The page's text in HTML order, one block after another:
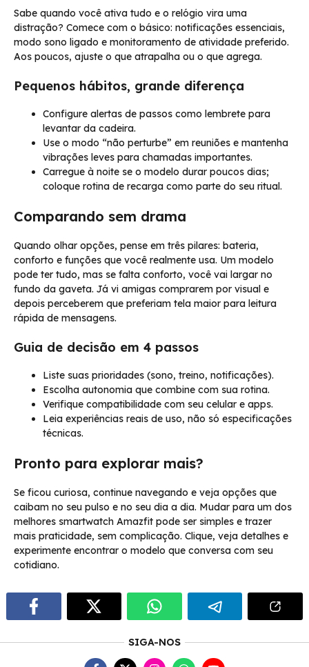
Sabe quando você ativa tudo e o relógio vira uma
distração? Comece com o básico: notificações essenciais,
modo sono ligado e monitoramento de atividade preferido.
Aos poucos, ajuste o que atrapalha ou o que agrega.
Pequenos hábitos, grande diferença
Configure alertas de passos como lembrete para
levantar da cadeira.
Use o modo “não perturbe” em reuniões e mantenha
vibrações leves para chamadas importantes.
Carregue à noite se o modelo durar poucos dias;
coloque rotina de recarga como parte do seu ritual.
Comparando sem drama
Quando olhar opções, pense em três pilares: bateria,
conforto e funções que você realmente usa. Um modelo
pode ter tudo, mas se falta conforto, você vai largar no
fundo da gaveta. Já vi amigas comprarem por visual e
depois perceberem que preferiam tela maior para leitura
rápida de mensagens.
Guia de decisão em 4 passos
Liste suas prioridades (sono, treino, notificações).
Escolha autonomia que combine com sua rotina.
Verifique compatibilidade com seu celular e apps.
Leia experiências reais de uso, não só especificações
técnicas.
Pronto para explorar mais?
Se ficou curiosa, continue navegando e veja opções que
caibam no seu pulso e no seu dia a dia. Mudar para um dos
melhores smartwatch Amazfit pode ser simples e trazer
mais praticidade, sem complicação. Clique, veja detalhes e
experimente encontrar o modelo que conversa com seu
cotidiano.
SIGA-NOS